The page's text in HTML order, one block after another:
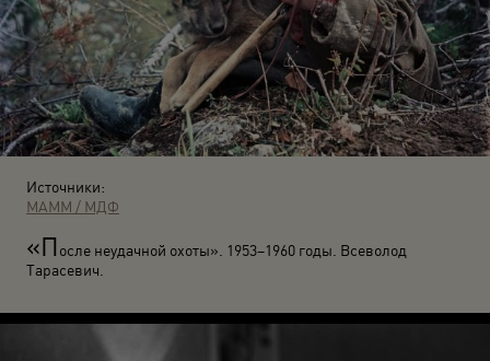
Источники:
МАММ / МДФ
«После неудачной охоты». 1953–1960 годы. Всеволод
Тарасевич.